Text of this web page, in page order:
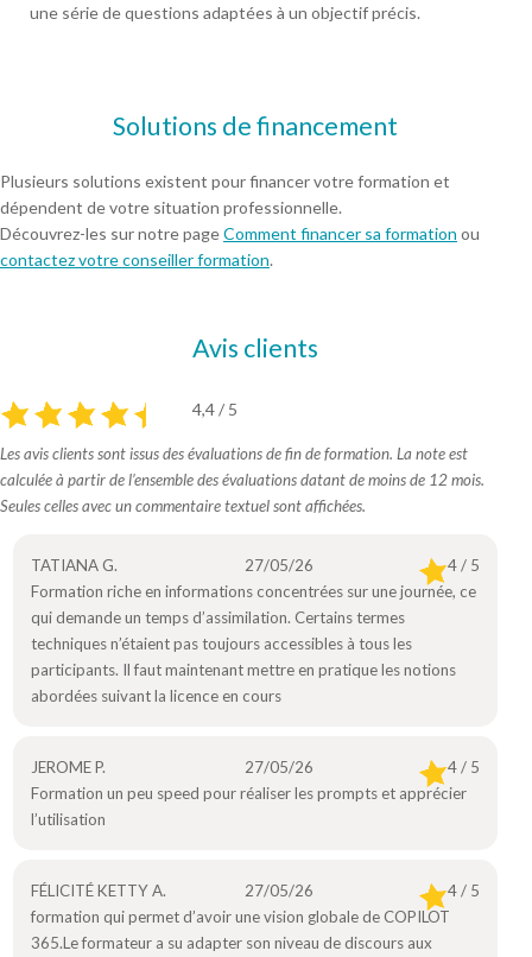
une série de questions adaptées à un objectif précis.
Solutions de financement
Plusieurs solutions existent pour financer votre formation et
dépendent de votre situation professionnelle.
Découvrez-les sur notre pageComment financer sa formation ou
contactez votre conseiller formation.
Avis clients
4,4 / 5
Les avis clients sont issus des évaluations de fin de formation. La note est
calculée à partir de l’ensemble des évaluations datant de moins de 12 mois.
Seules celles avec un commentaire textuel sont affichées.
TATIANA G. 27/05/26
4 / 5
Formation riche en informations concentrées sur une journée, ce
qui demande un temps d’assimilation. Certains termes
techniques n’étaient pas toujours accessibles à tous les
participants. Il faut maintenant mettre en pratique les notions
abordées suivant la licence en cours
JEROME P. 27/05/26
4 / 5
Formation un peu speed pour réaliser les prompts et apprécier
l’utilisation
FÉLICITÉ KETTY A. 27/05/26
4 / 5
formation qui permet d’avoir une vision globale de COPILOT
365.Le formateur a su adapter son niveau de discours aux